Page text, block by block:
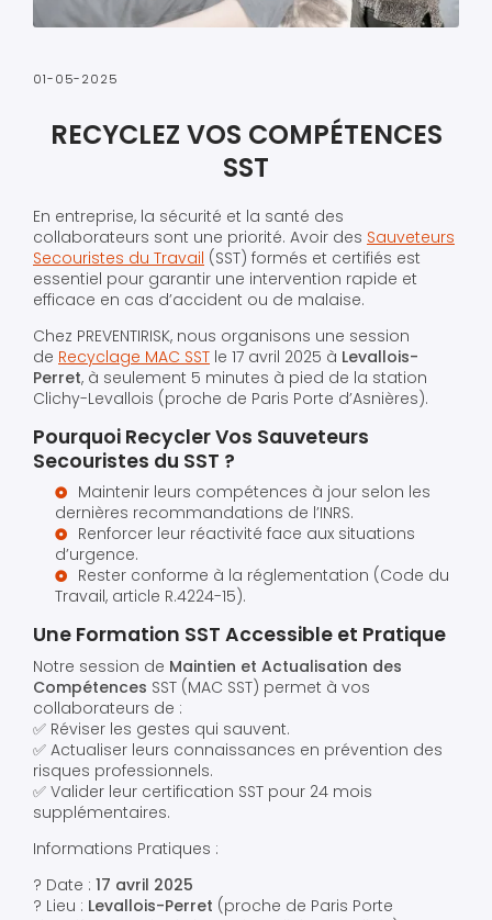
01-05-2025
RECYCLEZ VOS COMPÉTENCES
SST
En entreprise, la sécurité et la santé des
collaborateurs sont une priorité. Avoir des Sauveteurs
Secouristes du Travail (SST) formés et certifiés est
essentiel pour garantir une intervention rapide et
efficace en cas d’accident ou de malaise.
Chez PREVENTIRISK, nous organisons une session
de Recyclage MAC SST le 17 avril 2025 à Levallois-
Perret, à seulement 5 minutes à pied de la station
Clichy-Levallois (proche de Paris Porte d’Asnières).
Pourquoi Recycler Vos Sauveteurs
Secouristes du SST ?
Maintenir leurs compétences à jour selon les
dernières recommandations de l’INRS.
Renforcer leur réactivité face aux situations
d’urgence.
Rester conforme à la réglementation (Code du
Travail, article R.4224-15).
Une Formation SST Accessible et Pratique
Notre session de Maintien et Actualisation des
Compétences SST (MAC SST) permet à vos
collaborateurs de :
✅ Réviser les gestes qui sauvent.
✅ Actualiser leurs connaissances en prévention des
risques professionnels.
✅ Valider leur certification SST pour 24 mois
supplémentaires.
Informations Pratiques :
? Date : 17 avril 2025
? Lieu : Levallois-Perret (proche de Paris Porte